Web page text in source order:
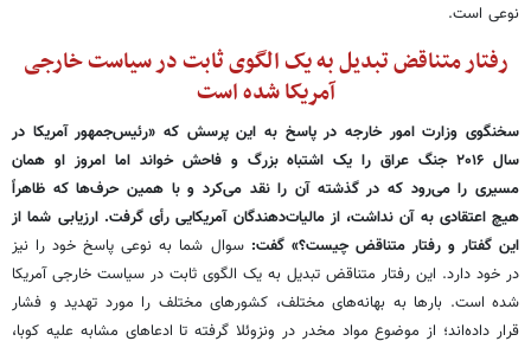
نوعی است.
رفتار متناقض تبدیل به یک الگوی ثابت در سیاست خارجی
آمریکا شده است
سخنگوی وزارت امور خارجه در پاسخ به این پرسش که «رئیس‌جمهور آمریکا در
سال ۲۰۱۶ جنگ عراق را یک اشتباه بزرگ و فاحش خواند اما امروز او همان
مسیری را می‌رود که در گذشته آن را نقد می‌کرد و با همین حرف‌ها که ظاهراً
هیچ اعتقادی به آن نداشت، از مالیات‌دهندگان آمریکایی رأی گرفت. ارزیابی شما از
این گفتار و رفتار متناقض چیست؟» گفت: سوال شما به نوعی پاسخ خود را نیز
در خود دارد. این رفتار متناقض تبدیل به یک الگوی ثابت در سیاست خارجی آمریکا
شده است. بارها به بهانه‌های مختلف، کشورهای مختلف را مورد تهدید و فشار
قرار داده‌اند؛ از موضوع مواد مخدر در ونزوئلا گرفته تا ادعاهای مشابه علیه کوبا،